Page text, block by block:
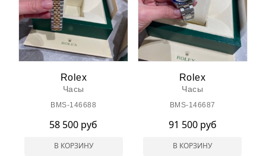
Rolex
Часы
BMS-146688
58 500 руб
В КОРЗИНУ
Rolex
Часы
BMS-146687
91 500 руб
В КОРЗИНУ